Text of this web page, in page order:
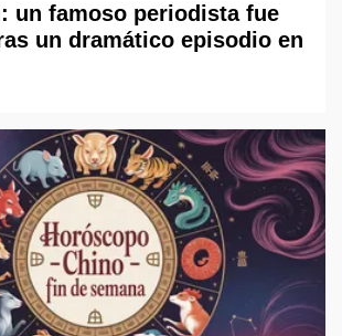
un famoso periodista fue
un dramático episodio en